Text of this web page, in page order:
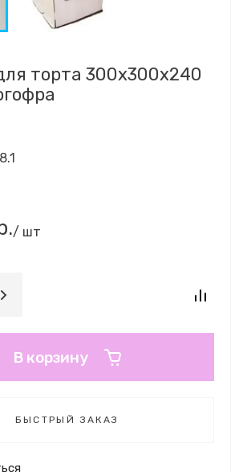
торта 300х300х240
/ шт
В корзину
БЫСТРЫЙ ЗАКАЗ